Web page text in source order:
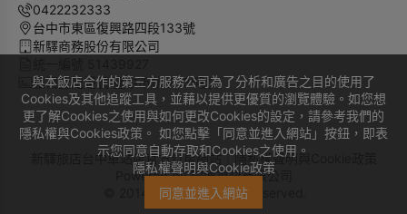
與本飯店合作的第三方服務公司為了分析和廣告之目的使用了
Cookies及其他追蹤工具，並藉以提供更優質的瀏覽體驗。如您想
更了解Cookies之使用與如何更改Cookies的設定，請參考我們的
隱私權與Cookies政策。 如您點擊「同意並進入網站」按鈕，即表
示您同意自動存取和Cookies之使用。
隱私權聲明與Cookie政策
同意並進入網站
0422232333
台中市東區復興路四段133號
新驛商務股份有限公司
旅宿登記證號 臺中市旅館135號
新驛旅店台中車站店官方訂房網站｜隱私權聲明與Cookie政策
Powered by曜通資訊有限公司
© 2014-2026 All Rights Reserved.